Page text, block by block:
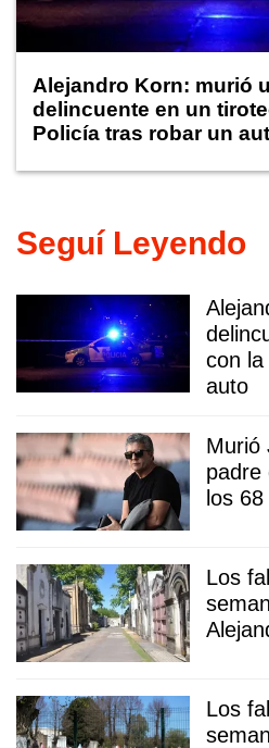
Alejandro Korn: murió
delincuente en un
Policía tras robar un
Seguí Leyendo
con
auto
Murió
padre
los
Los
Los